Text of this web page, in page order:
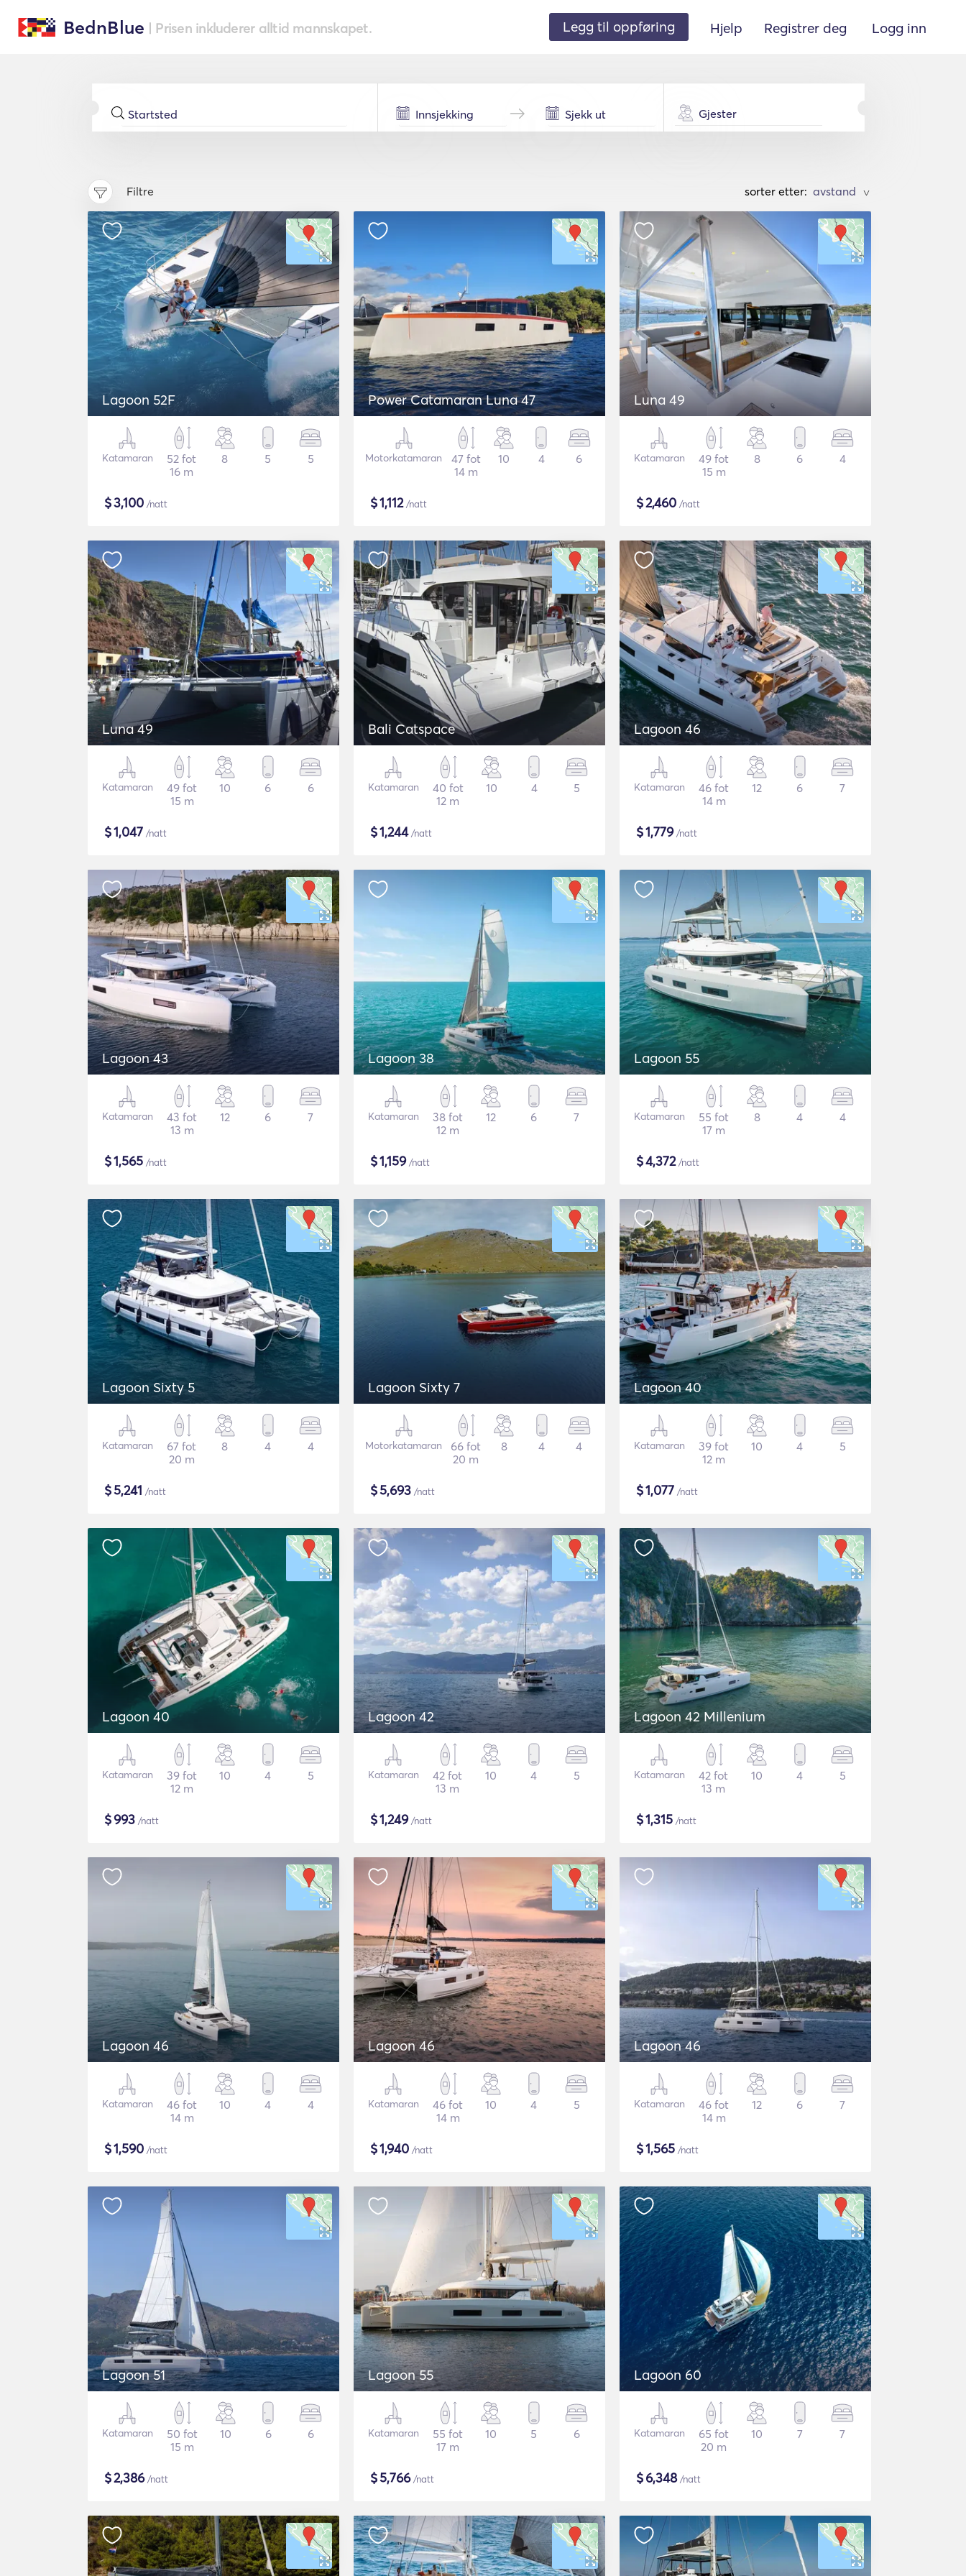
BednBlue | Prisen inkluderer alltid mannskapet. Legg til oppføring Hjelp Registrer deg Logg inn
Gjester
Filtre sorter etter: >
Lagoon 52F
Katamaran
52 fot
16 m
8 5 5
$3,100 /natt
Power Catamaran Luna 47
Motorkatamaran
47 fot
14 m
10 4 6
$1,112/natt
Luna 49
Katamaran
49 fot
15 m
8 6 4
$2,460 /natt
Luna 49
Katamaran
49 fot
15 m
10 6 6
$1,047 /natt
Bali Catspace
Katamaran
40 fot
12 m
10 4 5
$1,244/natt
Lagoon 46
Katamaran
46 fot
14 m
12 6 7
$1,779/natt
Lagoon 43
Katamaran
43 fot
13 m
12 6 7
$1,565 /natt
Lagoon 38
Katamaran
38 fot
12 m
12 6 7
$1,159/natt
Lagoon 55
Katamaran
55 fot
17 m
8 4 4
$4,372/natt
Lagoon Sixty 5
Katamaran
67 fot
20 m
8 4 4
$5,241 /natt
Lagoon Sixty 7
Motorkatamaran
66 fot
20 m
8 4 4
$5,693 /natt
Lagoon 40
Katamaran
39 fot
12 m
10 4 5
$1,077 /natt
Lagoon 40
Katamaran
39 fot
12 m
10 4 5
$993 /natt
Lagoon 42
Katamaran
42 fot
13 m
10 4 5
$1,249/natt
Lagoon 42 Millenium
Katamaran
42 fot
13 m
10 4 5
$1,315 /natt
Lagoon 46
Katamaran
46 fot
14 m
10 4 4
$1,590 /natt
Lagoon 46
Katamaran
46 fot
14 m
10 4 5
$1,940 /natt
Lagoon 46
Katamaran
46 fot
14 m
12 6 7
$1,565 /natt
Lagoon 51
Katamaran
50 fot
15 m
10 6 6
$2,386/natt
Lagoon 55
Katamaran
55 fot
17 m
10 5 6
$5,766/natt
Lagoon 60
Katamaran
65 fot
20 m
10 7 7
$6,348/natt